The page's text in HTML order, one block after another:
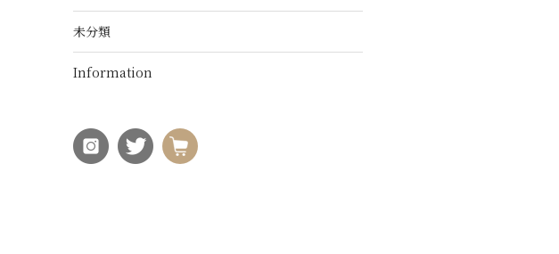
未分類
Information